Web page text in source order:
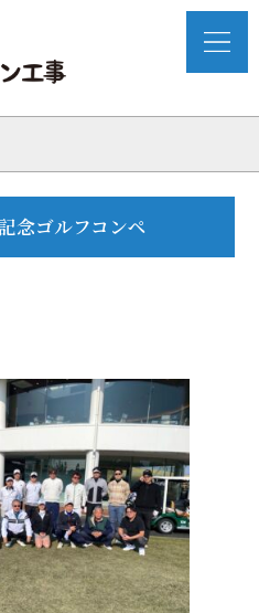
念ゴルフコンペ